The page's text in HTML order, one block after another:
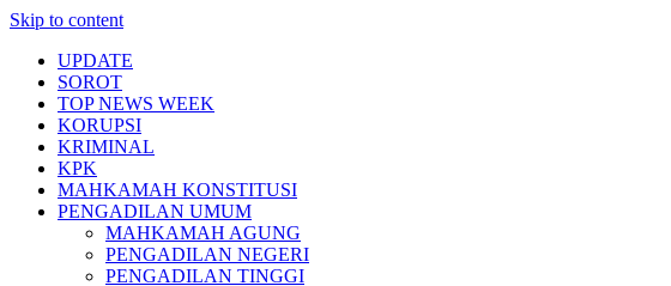
Skip to content
UPDATE
SOROT
TOP NEWS WEEK
KORUPSI
KRIMINAL
KPK
MAHKAMAH KONSTITUSI
PENGADILAN UMUM
MAHKAMAH AGUNG
PENGADILAN NEGERI
PENGADILAN TINGGI